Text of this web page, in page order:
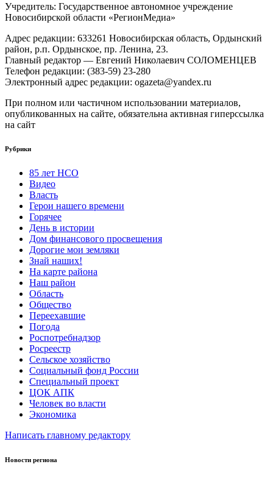
Учредитель: Государственное автономное учреждение
Новосибирской области «РегионМедиа»
Адрес редакции: 633261 Новосибирская область, Ордынский
район, р.п. Ордынское, пр. Ленина, 23.
Главный редактор — Евгений Николаевич СОЛОМЕНЦЕВ
Телефон редакции: (383-59) 23-280
Электронный адрес редакции: ogazeta@yandex.ru
При полном или частичном использовании материалов,
опубликованных на сайте, обязательна активная гиперссылка
на сайт
Рубрики
85 лет НСО
Видео
Власть
Герои нашего времени
Горячее
День в истории
Дом финансового просвещения
Дорогие мои земляки
Знай наших!
На карте района
Наш район
Область
Общество
Переехавшие
Погода
Роспотребнадзор
Росреестр
Сельское хозяйство
Социальный фонд России
Специальный проект
ЦОК АПК
Человек во власти
Экономика
Написать главному редактору
Новости региона